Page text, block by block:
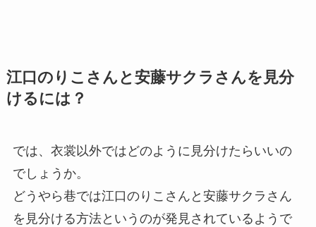
江口のりこさんと安藤サクラさんを見分
けるには？
では、衣裳以外ではどのように見分けたらいいの
でしょうか。
どうやら巷では江口のりこさんと安藤サクラさん
を見分ける方法というのが発見されているようで